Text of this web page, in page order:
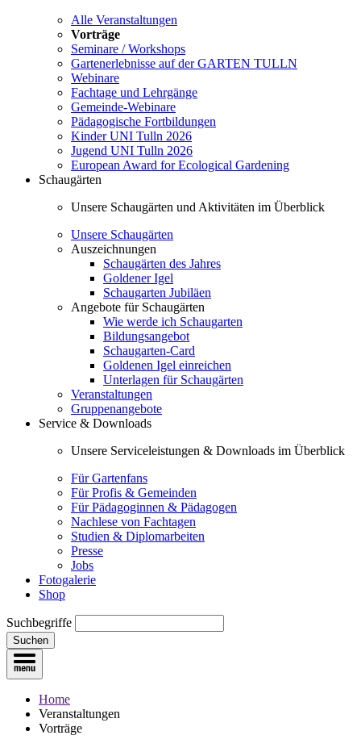
Alle Veranstaltungen
Vorträge
Seminare / Workshops
Gartenerlebnisse auf der GARTEN TULLN
Webinare
Fachtage und Lehrgänge
Gemeinde-Webinare
Pädagogische Fortbildungen
Kinder UNI Tulln 2026
Jugend UNI Tulln 2026
European Award for Ecological Gardening
Schaugärten
Unsere Schaugärten und Aktivitäten im Überblick
Unsere Schaugärten
Auszeichnungen
Schaugärten des Jahres
Goldener Igel
Schaugarten Jubiläen
Angebote für Schaugärten
Wie werde ich Schaugarten
Bildungsangebot
Schaugarten-Card
Goldenen Igel einreichen
Unterlagen für Schaugärten
Veranstaltungen
Gruppenangebote
Service & Downloads
Unsere Serviceleistungen & Downloads im Überblick
Für Gartenfans
Für Profis & Gemeinden
Für Pädagoginnen & Pädagogen
Nachlese von Fachtagen
Studien & Diplomarbeiten
Presse
Jobs
Fotogalerie
Shop
Suchbegriffe
Suchen
Home
Veranstaltungen
Vorträge